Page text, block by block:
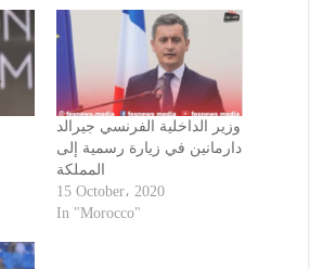
وزير الداخلية الفرنسي جيرالد
دارمانين في زيارة رسمية إلى
المملكة
15 October، 2020
In "Morocco"